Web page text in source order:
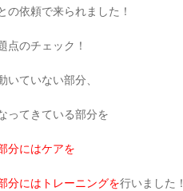
の依頼で来られました！
点のチェック！
ていない部分、
ってきている部分を
分にはケアを
分にはトレーニングを行いました！